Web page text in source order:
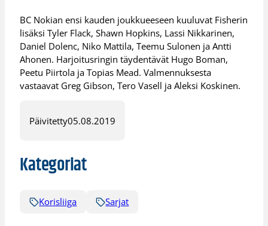
BC Nokian ensi kauden joukkueeseen kuuluvat Fisherin
lisäksi Tyler Flack, Shawn Hopkins, Lassi Nikkarinen,
Daniel Dolenc, Niko Mattila, Teemu Sulonen ja Antti
Ahonen. Harjoitusringin täydentävät Hugo Boman,
Peetu Piirtola ja Topias Mead. Valmennuksesta
vastaavat Greg Gibson, Tero Vasell ja Aleksi Koskinen.
Päivitetty05.08.2019
Kategoriat
Korisliiga Sarjat